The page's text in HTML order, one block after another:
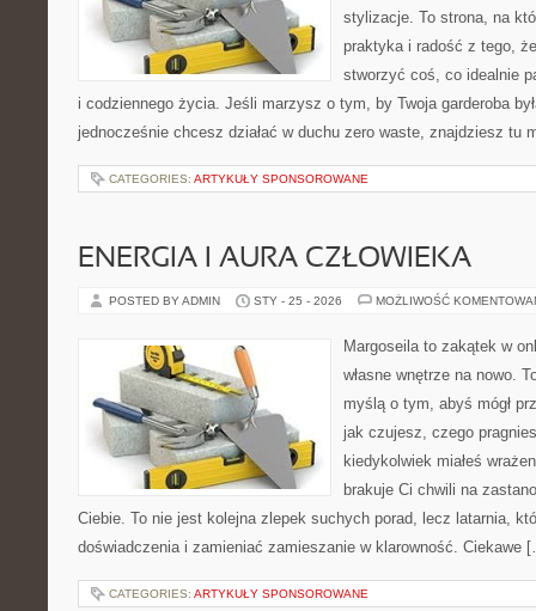
stylizacje. To strona, na
praktyka i radość z tego,
stworzyć coś, co idealnie
i codziennego życia. Jeśli marzysz o tym, by Twoja garderoba
jednocześnie chcesz działać w duchu zero waste, znajdziesz tu
CATEGORIES: ARTYKUŁY SPONSOROWANE
ENERGIA I AURA CZŁOWIEKA
POSTED BY ADMIN STY - 25 - 2026 MOŻLIWOŚĆ
Margoseila to zakątek w
własne wnętrze na nowo.
myślą o tym, abyś mógł
jak czujesz, czego
kiedykolwiek miałeś
brakuje Ci chwili na
Ciebie. To nie jest kolejna zlepek suchych porad, lecz latarnia,
doświadczenia i zamieniać zamieszanie w klarowność. Ciekawe
CATEGORIES: ARTYKUŁY SPONSOROWANE